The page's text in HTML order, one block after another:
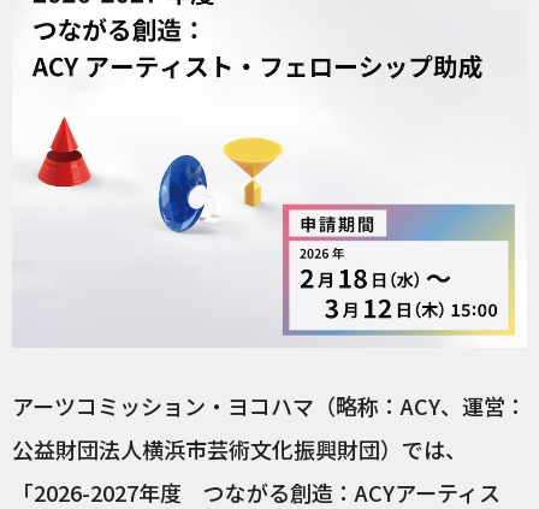
アーツコミッション・ヨコハマ（略称：ACY、運営：
公益財団法人横浜市芸術文化振興財団）では、
「2026-2027年度 つながる創造：ACYアーティス